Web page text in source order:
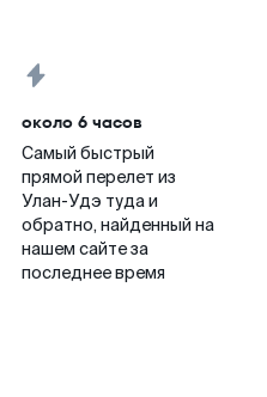
около 6 часов
Самый быстрый
прямой перелет из
Улан-Удэ туда и
обратно, найденный на
нашем сайте за
последнее время